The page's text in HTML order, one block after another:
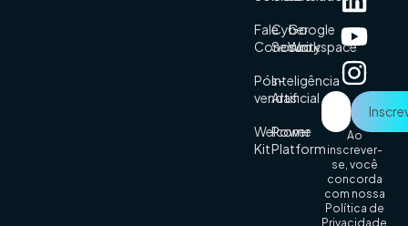
Fale
Conosco
Pós-
vendas
Welcome
Kit
Cyber
Security
Inteligência
Artificial
Power
Platform
Google
Workspace
Ao
inscrever-
se, você
concorda
com nossa
Política de
Privacidade